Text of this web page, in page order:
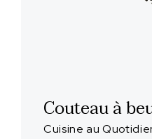
Couteau à
Cuisine au